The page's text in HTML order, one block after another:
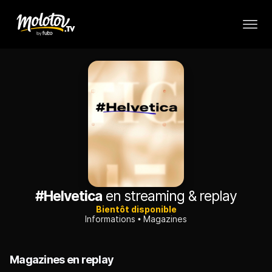
#Helvetica en streaming & replay
Bientôt disponible
Informations
Magazines
Magazines en replay